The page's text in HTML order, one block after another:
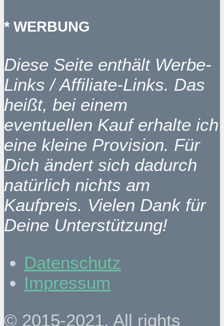
* WERBUNG
Diese Seite enthält Werbe-
Links / Affiliate-Links. Das
heißt, bei einem
eventuellen Kauf erhalte ich
eine kleine Provision. Für
Dich ändert sich dadurch
natürlich nichts am
Kaufpreis. Vielen Dank für
Deine Unterstützung!
Datenschutz
Impressum
© 2015-2021. All rights